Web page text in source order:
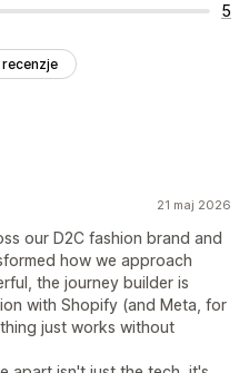
5
21 maj 2026
our D2C fashion brand and
how we approach
the journey builder is
with Shopify (and Meta, for
just works without